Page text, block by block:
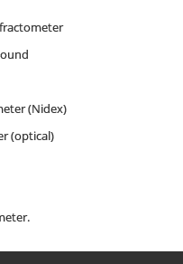
(Nidex)
(optical)